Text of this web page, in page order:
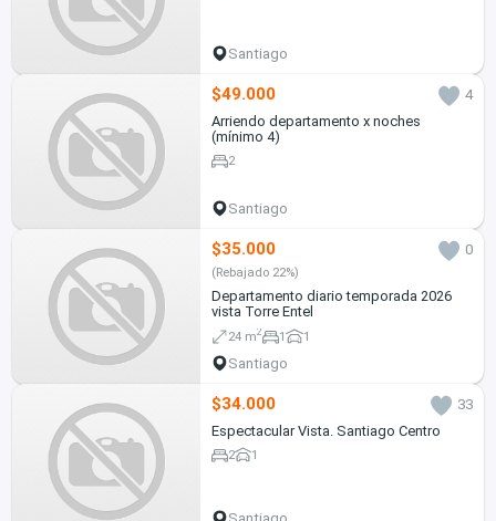
Santiago
$49.000
4
Arriendo departamento x noches
(mínimo 4)
2
Santiago
$35.000 0
(Rebajado 22%)
Departamento diario temporada 2026
vista Torre Entel
24 m2 1 1
Santiago
$34.000
33
Espectacular Vista. Santiago Centro
2 1